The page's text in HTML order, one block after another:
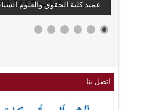
عميد كلية الحقوق والعلوم
اتصل بنا